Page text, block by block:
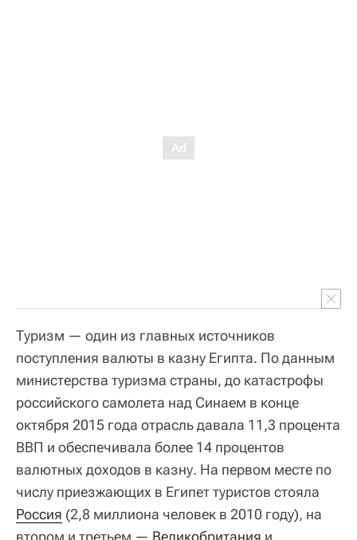
Туризм — один из главных источников
поступления валюты в казну Египта. По данным
министерства туризма страны, до катастрофы
российского самолета над Синаем в конце
октября 2015 года отрасль давала 11,3 процента
ВВП и обеспечивала более 14 процентов
валютных доходов в казну. На первом месте по
числу приезжающих в Египет туристов стояла
Россия (2,8 миллиона человек в 2010 году), на
втором и третьем — Великобритания и